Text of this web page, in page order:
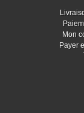
Mon
Payer